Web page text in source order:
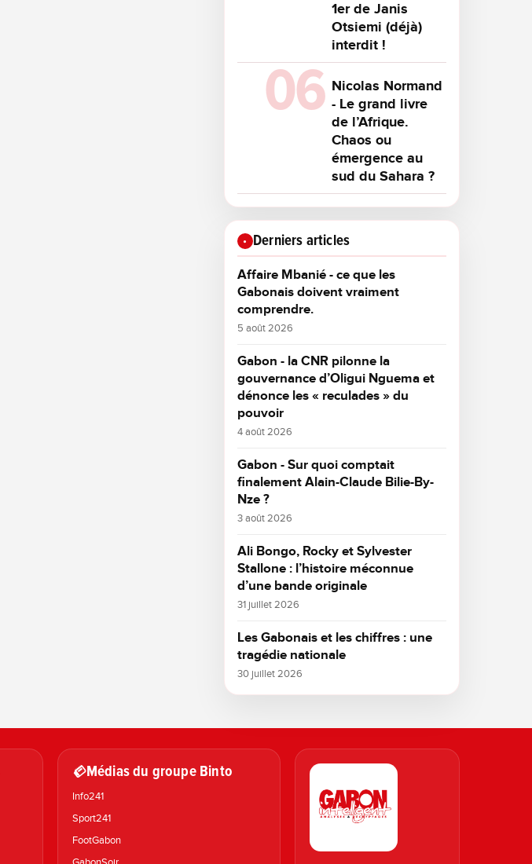
1er de Janis
Otsiemi (déjà)
interdit !
Nicolas Normand
- Le grand livre
de l’Afrique.
Chaos ou
émergence au
sud du Sahara ?
Derniers articles
Affaire Mbanié - ce que les
Gabonais doivent vraiment
comprendre.
5 août 2026
Gabon - la CNR pilonne la
gouvernance d’Oligui Nguema et
dénonce les « reculades » du
pouvoir
4 août 2026
Gabon - Sur quoi comptait
finalement Alain-Claude Bilie-By-
Nze ?
3 août 2026
Ali Bongo, Rocky et Sylvester
Stallone : l’histoire méconnue
d’une bande originale
31 juillet 2026
Les Gabonais et les chiffres : une
tragédie nationale
30 juillet 2026
Médias du groupe Binto
Info241
Sport241
FootGabon